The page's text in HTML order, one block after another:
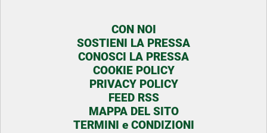
CON NOI
SOSTIENI LA PRESSA
CONOSCI LA PRESSA
COOKIE POLICY
PRIVACY POLICY
FEED RSS
MAPPA DEL SITO
TERMINI e CONDIZIONI